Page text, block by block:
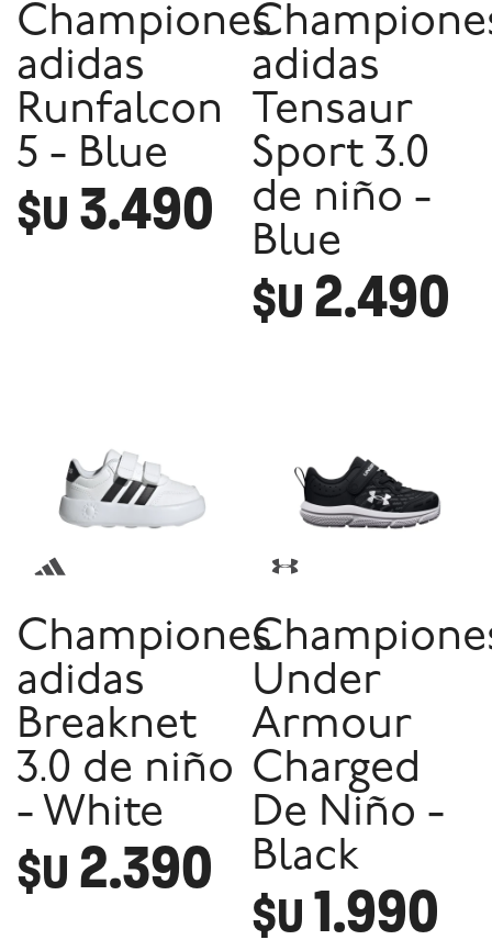
Championes
adidas
Runfalcon
5 - Blue
$U 3.490
adidas
Tensaur
Sport 3.0
de niño -
Blue
$U 2.490
Championes
adidas
Breaknet
3.0 de niño
- White
$U 2.390
Under
Armour
Charged
De Niño -
Black
$U 1.990